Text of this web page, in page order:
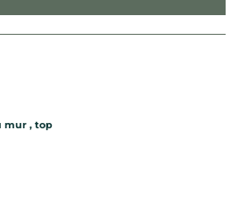
mur , top